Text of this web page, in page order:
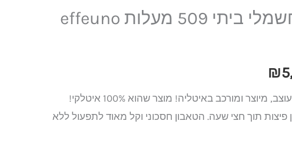
תנור אבן חשמלי ביתי 509 מעלות effeuno
₪
הוא:
מיוצר ומורכב באיטליה! מוצר שהוא 100% איטלקי!
פיצות תוך חצי שעה. הטאבון חסכוני וקל מאוד לתפעול ללא